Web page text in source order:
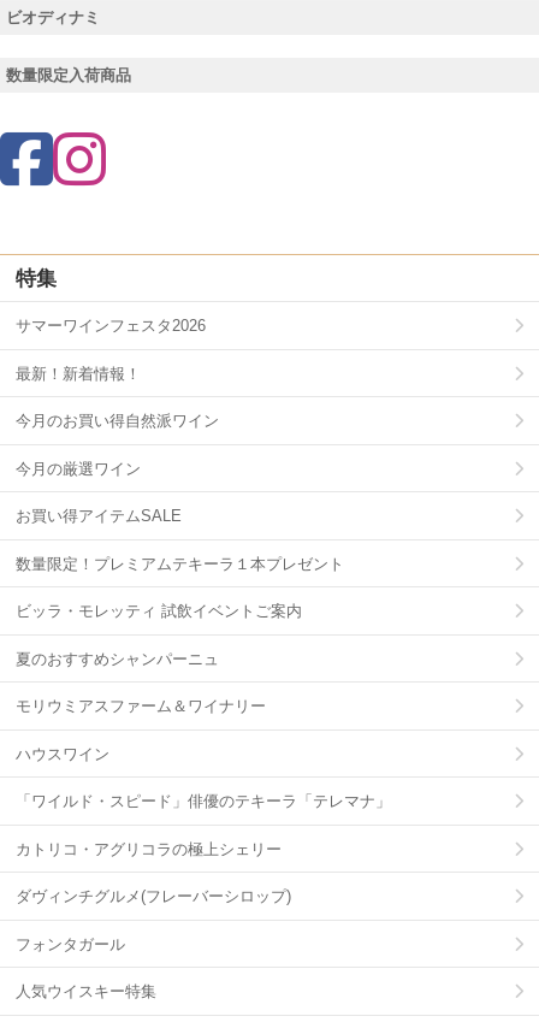
ビオディナミ
数量限定入荷商品
特集
サマーワインフェスタ2026
最新！新着情報！
今月のお買い得自然派ワイン
今月の厳選ワイン
お買い得アイテムSALE
数量限定！プレミアムテキーラ１本プレゼント
ビッラ・モレッティ 試飲イベントご案内
夏のおすすめシャンパーニュ
モリウミアスファーム＆ワイナリー
ハウスワイン
「ワイルド・スピード」俳優のテキーラ「テレマナ」
カトリコ・アグリコラの極上シェリー
ダヴィンチグルメ(フレーバーシロップ)
フォンタガール
人気ウイスキー特集